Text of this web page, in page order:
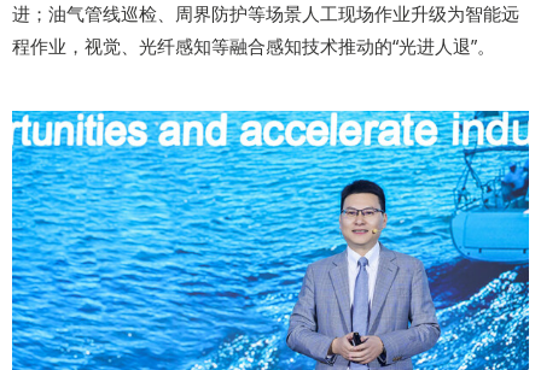
进；油气管线巡检、周界防护等场景人工现场作业升级为智能远
程作业，视觉、光纤感知等融合感知技术推动的“光进人退”。